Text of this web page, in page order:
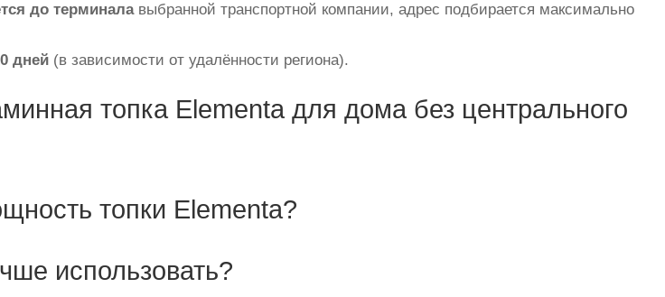
до терминалавыбранной транспортной компании, адрес подбирается максимально
дней (в зависимости от удалённости региона).
топка Elementa для дома без центрального
топки Elementa?
использовать?